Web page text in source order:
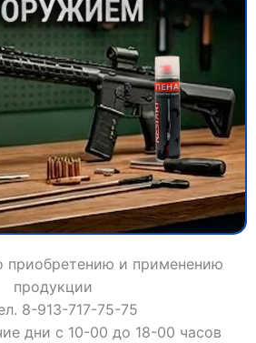
приобретению и применению
продукции
8-913-717-75-75
дни с 10-00 до 18-00 часов